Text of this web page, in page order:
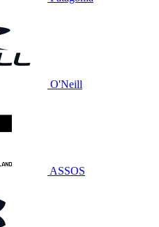
O'Neill
ASSOS